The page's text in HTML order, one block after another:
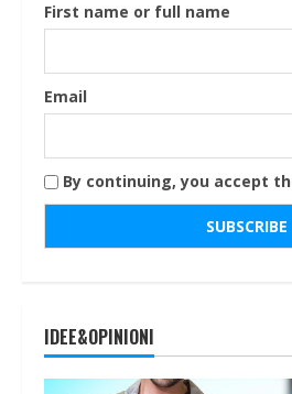
First name or full name
Email
By continuing, you accept
IDEE&OPINIONI